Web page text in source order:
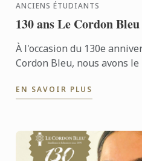
ANCIENS ÉTUDIANTS
130 ans Le Cordon
À l'occasion du 130e
Cordon Bleu, nous avons
reconvertir ...
EN SAVOIR PLUS